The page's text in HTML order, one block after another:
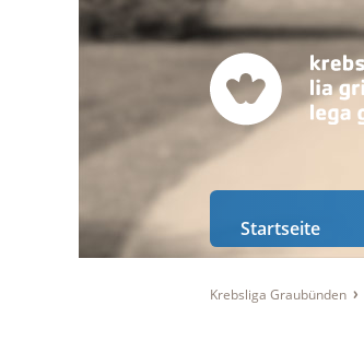
Startseite
Krebsliga Graubünden